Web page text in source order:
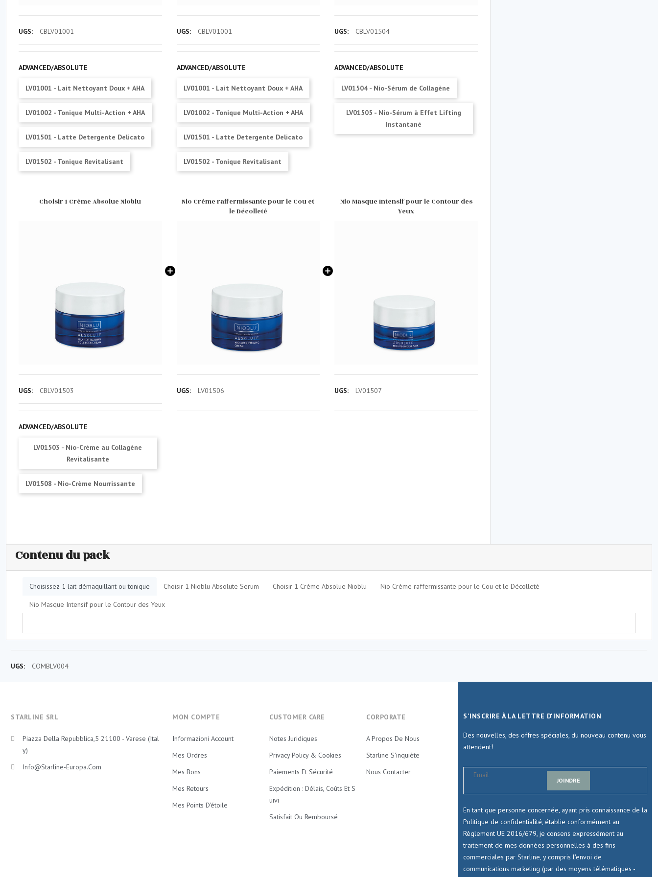
UGS: CBLV01001
ADVANCED/ABSOLUTE
LV01001 - Lait Nettoyant Doux + AHA
LV01002 - Tonique Multi-Action + AHA
LV01501 - Latte Detergente Delicato
LV01502 - Tonique Revitalisant
UGS: CBLV01001
ADVANCED/ABSOLUTE
LV01001 - Lait Nettoyant Doux + AHA
LV01002 - Tonique Multi-Action + AHA
LV01501 - Latte Detergente Delicato
LV01502 - Tonique Revitalisant
UGS: CBLV01504
ADVANCED/ABSOLUTE
LV01504 - Nio-Sérum de Collagène
LV01505 - Nio-Sérum à Effet Lifting
Instantané
Choisir 1 Crème Absolue Nioblu
UGS: CBLV01503
ADVANCED/ABSOLUTE
LV01503 - Nio-Crème au Collagène
Revitalisante
LV01508 - Nio-Crème Nourrissante
Nio Crème raffermissante pour le Cou et
le Décolleté
UGS: LV01506
Nio Masque Intensif pour le Contour des
Yeux
UGS: LV01507
Contenu du pack
Choisissez 1 lait démaquillant ou tonique Choisir 1 Nioblu Absolute Serum Choisir 1 Crème Absolue Nioblu Nio Crème raffermissante pour le Cou et le Décolleté
Nio Masque Intensif pour le Contour des Yeux
UGS: COMBLV004
STARLINE SRL
Piazza Della Repubblica,5 21100 - Varese (Ital
Y)
Info@starline-Europa.com
MON COMPTE
Informazioni Account
Mes Ordres
Mes Bons
Mes Retours
Mes Points D'étoile
CUSTOMER CARE
Notes Juridiques
Privacy Policy & Cookies
Paiements Et Sécurité
Expédition : Délais, Coûts Et S
Uivi
Satisfait Ou Remboursé
CORPORATE
A Propos De Nous
Starline S'inquiète
Nous Contacter
S'INSCRIRE À LA LETTRE D'INFORMATION
Des nouvelles, des offres spéciales, du nouveau contenu vous
attendent!
JOINDRE
En tant que personne concernée, ayant pris connaissance de la
Politique de confidentialité, établie conformément au
Règlement UE 2016/679, je consens expressément au
traitement de mes données personnelles à des fins
commerciales par Starline, y compris l'envoi de
communications marketing (par des moyens télématiques -